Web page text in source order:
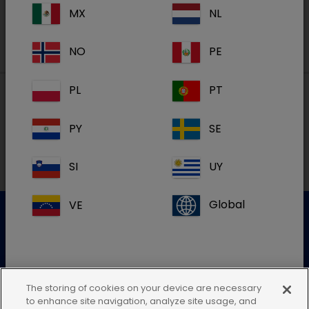
Paikalliset osoitteet
Lisätietoja saat ottamalla yhteyttä asiakaspalveluumme
MX NL
NO PE
PL PT
PY SE
SI UY
VE Global
Jos et löydä maasi sijaintia, jätä tämä
The storing of cookies on your device are necessary
to enhance site navigation, analyze site usage, and